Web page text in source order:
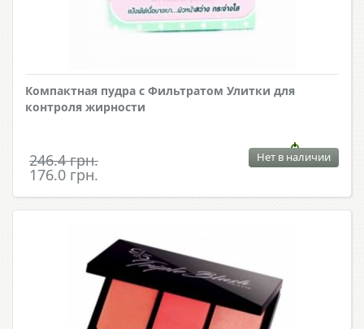
Компактная пудра с Фильтратом Улитки для
контроля жирности
246.4 грн.
176.0 грн.
Нет в наличии